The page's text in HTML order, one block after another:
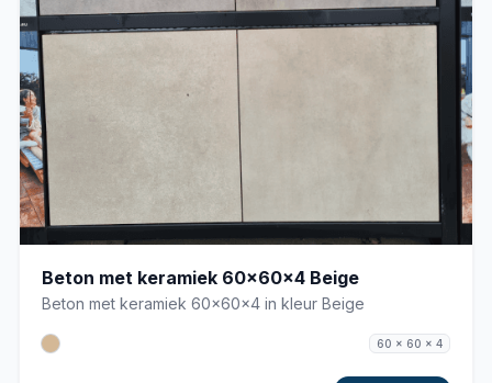
Beton met keramiek 60x60x4 Beige
Beton met keramiek 60x60x4 in kleur Beige
60 x 60 x 4